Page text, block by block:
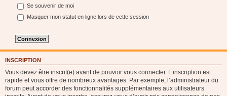
Se souvenir de moi
Masquer mon statut en ligne lors de cette session
INSCRIPTION
Vous devez être inscrit(e) avant de pouvoir vous connecter. L’inscription est
rapide et vous offre de nombreux avantages. Par exemple, l’administrateur du
forum peut accorder des fonctionnalités supplémentaires aux utilisateurs